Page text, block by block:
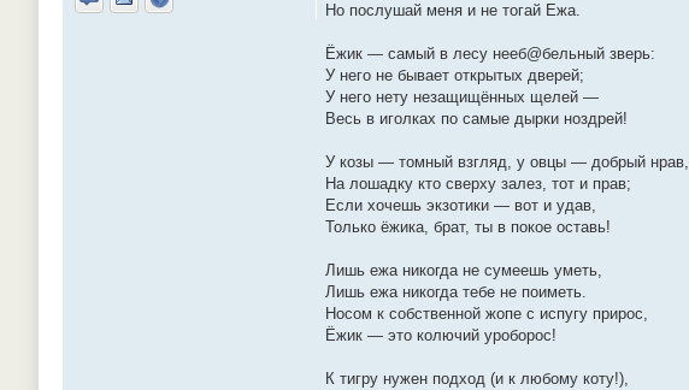
Отправить личное сообщение
Отправить email
Сайт
Но послушай меня и не тогай Ежа.
Ёжик — самый в лесу нееб@бельный зверь:
У него не бывает открытых дверей;
У него нету незащищённых щелей —
Весь в иголках по самые дырки ноздрей!
У козы — томный взгляд, у овцы — добрый нрав,
На лошадку кто сверху залез, тот и прав;
Если хочешь экзотики — вот и удав,
Только ёжика, брат, ты в покое оставь!
Лишь ежа никогда не сумеешь уметь,
Лишь ежа никогда тебе не поиметь.
Носом к собственной жопе с испугу прирос,
Ёжик — это колючий уроборос!
К тигру нужен подход (и к любому коту!),